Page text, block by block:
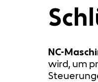
NC-
wird, um